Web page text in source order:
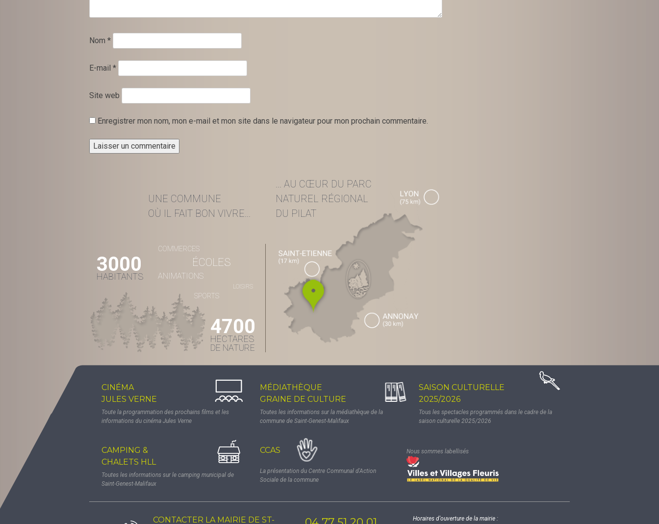
Nom *
E-mail *
Site web
Enregistrer mon nom, mon e-mail et mon site dans le navigateur pour mon prochain commentaire.
UNE COMMUNE
OÙ IL FAIT BON VIVRE...
3000
HABITANTS
COMMERCES
ÉCOLES
ANIMATIONS
LOISIRS
SPORTS
4700
HECTARES
DE NATURE
... AU CŒUR DU PARC
NATUREL RÉGIONAL
DU PILAT
CINÉMA
JULES VERNE
Toute la programmation des prochains films et les
informations du cinéma Jules Verne
MÉDIATHÈQUE
GRAINE DE CULTURE
Toutes les informations sur la médiathèque de la
commune de Saint-Genest-Malifaux
SAISON CULTURELLE
2025/2026
Tous les spectacles programmés dans le cadre de la
saison culturelle 2025/2026
CAMPING &
CHALETS HLL
Toutes les informations sur le camping municipal de
Saint-Genest-Malifaux
CCAS
La présentation du Centre Communal d'Action
Sociale de la commune
Nous sommes labellisés
CONTACTER LA MAIRIE DE ST- Horaires d'ouverture de la mairie :